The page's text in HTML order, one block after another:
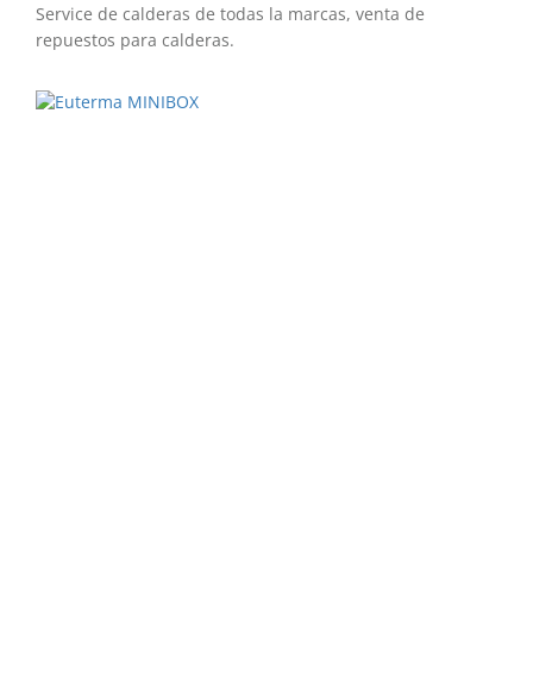
Service de calderas de todas la marcas, venta de
repuestos para calderas.